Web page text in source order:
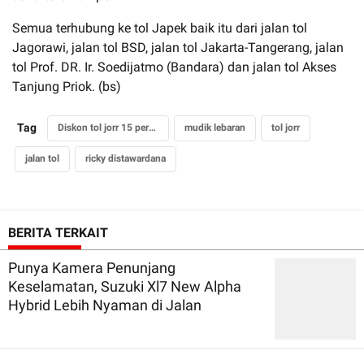
Semua terhubung ke tol Japek baik itu dari jalan tol
Jagorawi, jalan tol BSD, jalan tol Jakarta-Tangerang, jalan
tol Prof. DR. Ir. Soedijatmo (Bandara) dan jalan tol Akses
Tanjung Priok. (bs)
Tag Diskon tol jorr 15 persen mudik lebaran tol jorr
jalan tol ricky distawardana
BERITA TERKAIT
Punya Kamera Penunjang
Keselamatan, Suzuki Xl7 New Alpha
Hybrid Lebih Nyaman di Jalan